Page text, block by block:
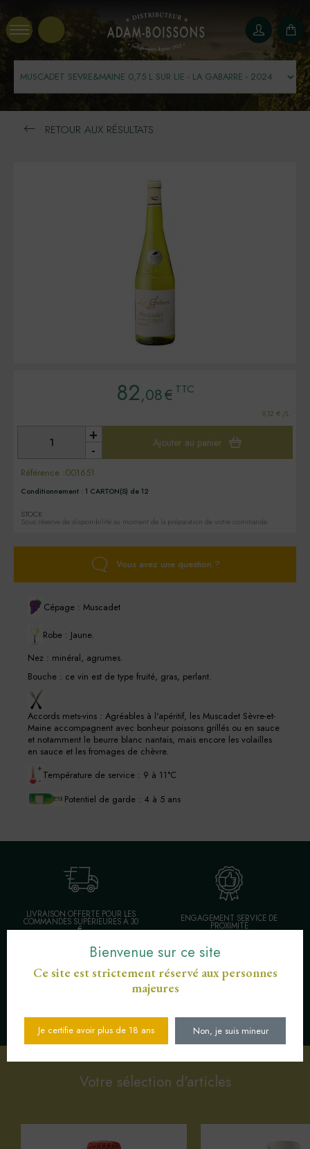
RETOUR AUX RÉSULTATS
Cépage : Muscadet
Robe : Jaune.
Nez : minéral, agrumes.
Bouche : ce vin est de type fruité, gras, perlant.
Accords mets-vins : Agréables à l'apéritif, les Muscadet Sèvre-et-
Maine accompagnent avec bonheur poissons grillés ou en sauce
et notamment le beurre blanc nantais, mais encore les volailles
en sauce et les fromages de chèvre.
Température de service : 9 à 11°C
Potentiel de garde : 4 à 5 ans
82,08€ TTC
9,12 € /L
-
+ Ajouter au panier
Référence :001651
Conditionnement : 1 CARTON(S) de 12
STOCK
Sous réserve de disponibilité au moment de la préparation de votre commande.
Vous avez une question ?
LIVRAISON OFFERTE POUR LES
COMMANDES SUPÉRIEURES À 30
€
ENGAGEMENT SERVICE DE
PROXIMITÉ
PAIEMENT SÉCURISÉ CB 03 89 82 40 37
Votre sélection d'articles
Bienvenue sur ce site
Ce site est strictement réservé aux personnes
majeures
Je certifie avoir plus de 18 ans Non, je suis mineur